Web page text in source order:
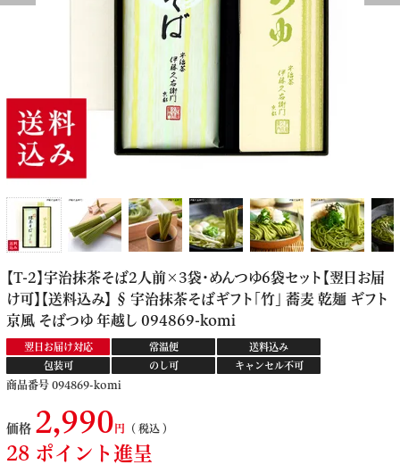
【T-2】宇治抹茶そば2人前×3袋・めんつゆ6袋セット【翌日お届
け可】【送料込み】 § 宇治抹茶そばギフト「竹」 蕎麦 乾麺 ギフト
京風 そばつゆ 年越し 094869-komi
翌日お届け対応 常温便
送料込み
包装可
のし可 キャンセル不可
商品番号 094869-komi
価格 2,990 税込
28 ポイント進呈